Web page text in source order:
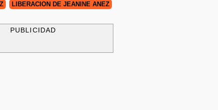
LIBERACIÓN DE JEANINE ÁÑEZ
PUBLICIDAD